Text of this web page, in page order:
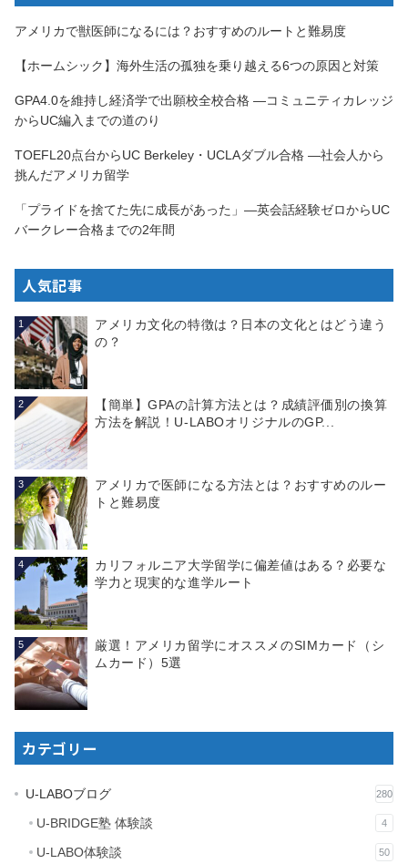
アメリカで獣医師になるには？おすすめのルートと難易度
【ホームシック】海外生活の孤独を乗り越える6つの原因と対策
GPA4.0を維持し経済学で出願校全校合格 —コミュニティカレッジ
からUC編入までの道のり
TOEFL20点台からUC Berkeley・UCLAダブル合格 —社会人から
挑んだアメリカ留学
「プライドを捨てた先に成長があった」—英会話経験ゼロからUC
バークレー合格までの2年間
人気記事
1
アメリカ文化の特徴は？日本の文化とはどう違う
の？
2
【簡単】GPAの計算方法とは？成績評価別の換算
方法を解説！U-LABOオリジナルのGP...
3
アメリカで医師になる方法とは？おすすめのルー
トと難易度
4
カリフォルニア大学留学に偏差値はある？必要な
学力と現実的な進学ルート
5
厳選！アメリカ留学にオススメのSIMカード（シ
ムカード）5選
カテゴリー
U-LABOブログ 280
U-BRIDGE塾 体験談 4
U-LABO体験談 50